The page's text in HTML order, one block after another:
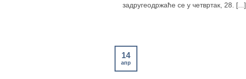
задругеодржаће се у четвртак, 28. [...]
14
апр